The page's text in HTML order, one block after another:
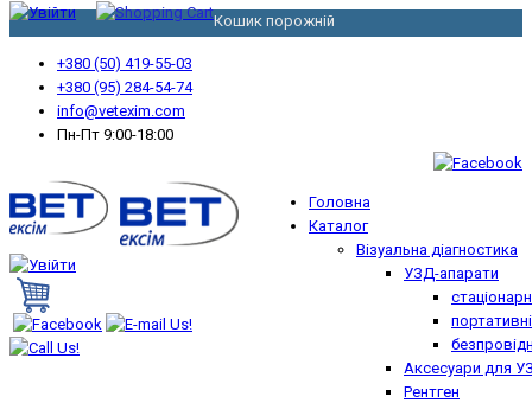
Кошик порожній
+380 (50) 419-55-03
+380 (95) 284-54-74
info@vetexim.com
Пн-Пт 9:00-18:00
Головна
Каталог
Візуальна діагностика
УЗД-апарати
портативні
Аксесуари для
Рентген